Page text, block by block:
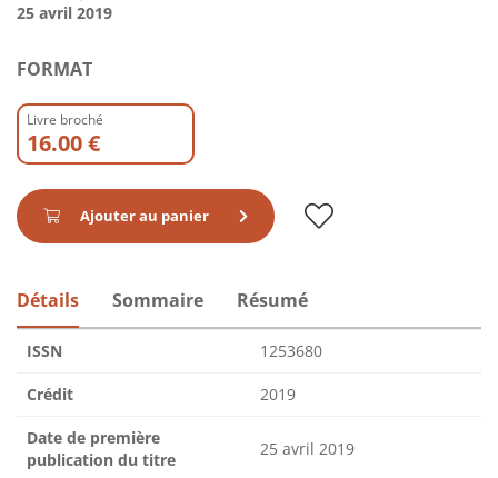
25 avril 2019
FORMAT
Livre broché
16.00 €
Ajouter au panier
Détails Sommaire Résumé
ISSN 1253680
Crédit 2019
Date de première
publication du titre
25 avril 2019